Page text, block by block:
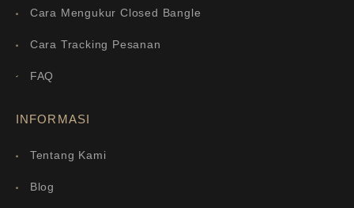
Cara Mengukur Closed Bangle
Cara Tracking Pesanan
FAQ
INFORMASI
Tentang Kami
Blog